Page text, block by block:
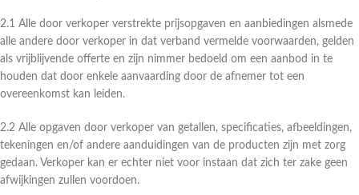
2.1 Alle door verkoper verstrekte prijsopgaven en aanbiedingen alsmede
alle andere door verkoper in dat verband vermelde voorwaarden, gelden
als vrijblijvende offerte en zijn nimmer bedoeld om een aanbod in te
houden dat door enkele aanvaarding door de afnemer tot een
overeenkomst kan leiden.
2.2 Alle opgaven door verkoper van getallen, specificaties, afbeeldingen,
tekeningen en/of andere aanduidingen van de producten zijn met zorg
gedaan. Verkoper kan er echter niet voor instaan dat zich ter zake geen
afwijkingen zullen voordoen.